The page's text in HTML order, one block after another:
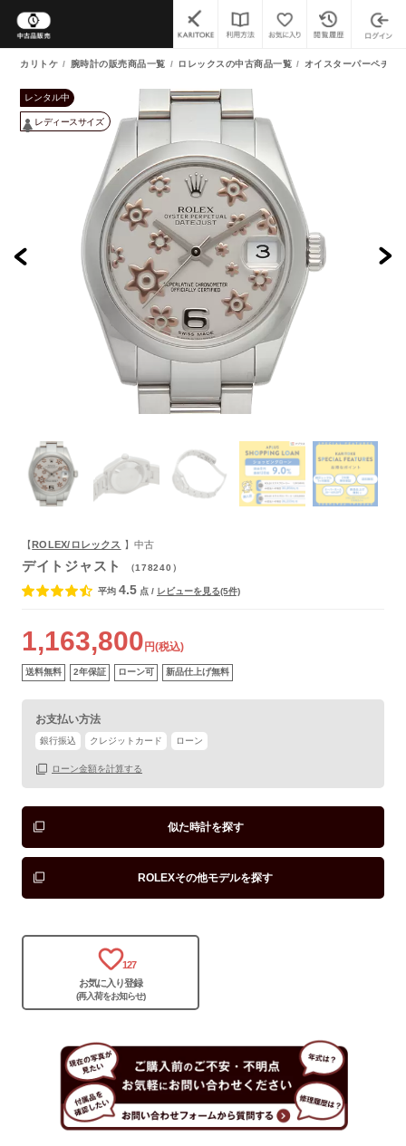
カリトケ 腕時計の販売商品一覧 ロレックスの中古商品一覧 オイスターパーペチュ
レンタル中
レディースサイズ
【 ROLEX/ロレックス 】中古
デイトジャスト （178240）
平均 4.5 点 / レビューを見る(5件)
1,163,800 円(税込)
送料無料 2年保証 ローン可 新品仕上げ無料
お支払い方法
銀行振込 クレジットカード ローン
ローン金額を計算する
似た時計を探す
ROLEXその他モデルを探す
127
お気に入り登録
(再入荷をお知らせ)
保証書
箱
なし